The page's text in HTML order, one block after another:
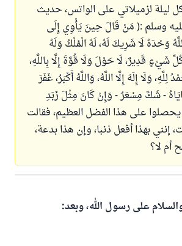
ليلة لزميلاتي على الواتس، حديث
وسلم :( مَنْ قَالَ حِينَ يَأْوِي إِلَى
وَحْدَهُ لَا شَرِيكَ لَهُ، لَهُ الْمُلْكُ وَلَهُ
قَدِيرٌ، لَا حَوْلَ وَلَا قُوَّةَ إِلَّا بِاللَّهِ،
وَلَا إِلَهَ إِلَّا اللَّهُ، وَاللَّهُ أَكْبَرُ، غَفَرَ
- شَكَّ مِسْعَرٌ - وَإِنْ كَانَ مِثْلَ زَبَدِ
يحصلوا على هذا الفضل العظيم، فقالت
إنني بهذا أفعل ذنبا، وإن هذا بدعة،
أم لا؟
على رسول الله، وبعد: